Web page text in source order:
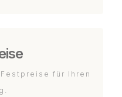
für Ihren